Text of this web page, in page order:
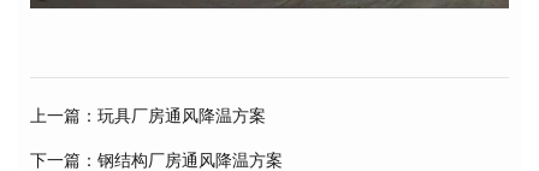
上一篇：玩具厂房通风降温方案
下一篇：钢结构厂房通风降温方案